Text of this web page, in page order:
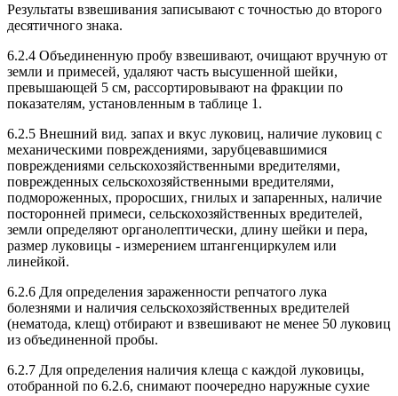
Результаты взвешивания записывают с точностью до второго
десятичного знака.
6.2.4 Объединенную пробу взвешивают, очищают вручную от
земли и примесей, удаляют часть высушенной шейки,
превышающей 5 см, рассортировывают на фракции по
показателям, установленным в таблице 1.
6.2.5 Внешний вид. запах и вкус луковиц, наличие луковиц с
механическими повреждениями, зарубцевавшимися
повреждениями сельскохозяйственными вредителями,
поврежденных сельскохозяйственными вредителями,
подмороженных, проросших, гнилых и запаренных, наличие
посторонней примеси, сельскохозяйственных вредителей,
земли определяют органолептически, длину шейки и пера,
размер луковицы - измерением штангенциркулем или
линейкой.
6.2.6 Для определения зараженности репчатого лука
болезнями и наличия сельскохозяйственных вредителей
(нематода, клещ) отбирают и взвешивают не менее 50 луковиц
из объединенной пробы.
6.2.7 Для определения наличия клеща с каждой луковицы,
отобранной по 6.2.6, снимают поочередно наружные сухие